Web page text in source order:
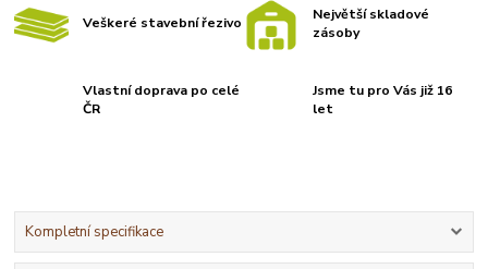
Veškeré stavební řezivo
Největší skladové
zásoby
Vlastní doprava po celé
ČR
Jsme tu pro Vás již 16
let
Kompletní specifikace